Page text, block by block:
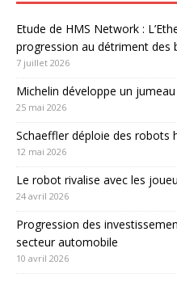
Etude de HMS Network :
progression au détriment des
7 juillet 2026
Michelin développe un
25 mai 2026
Schaeffler déploie des robots
12 mai 2026
Le robot rivalise avec les
24 avril 2026
Progression des
secteur automobile
10 avril 2026